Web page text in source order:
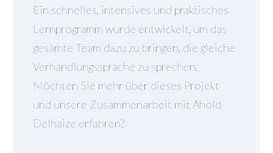
Ein schnelles, intensives und praktisches
Lernprogramm wurde entwickelt, um das
gesamte Team dazu zu bringen, die gleiche
Verhandlungssprache zu sprechen.
Möchten Sie mehr über dieses Projekt
und unsere Zusammenarbeit mit Ahold
Delhaize erfahren?